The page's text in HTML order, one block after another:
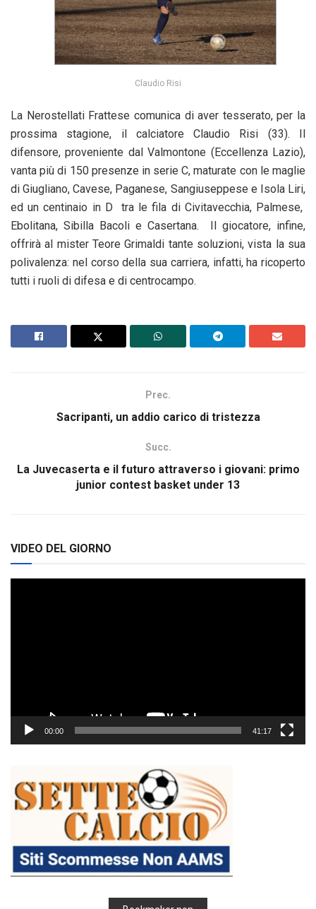
Claudio Risi
La Nerostellati Frattese comunica di aver tesserato, per la
prossima stagione, il calciatore Claudio Risi (33). Il
difensore, proveniente dal Valmontone (Eccellenza Lazio),
vanta più di 150 presenze in serie C, maturate con le maglie
di Giugliano, Cavese, Paganese, Sangiuseppese e Isola Liri,
ed un centinaio in D tra le fila di Civitavecchia, Palmese,
Ebolitana, Sibilla Bacoli e Casertana. Il giocatore, infine,
offrirà al mister Teore Grimaldi tante soluzioni, vista la sua
polivalenza: nel corso della sua carriera, infatti, ha ricoperto
tutti i ruoli di difesa e di centrocampo.
Prec.
Sacripanti, un addio carico di tristezza
Succ.
La Juvecaserta e il futuro attraverso i giovani: primo
junior contest basket under 13
VIDEO DEL GIORNO
00:00 41:17